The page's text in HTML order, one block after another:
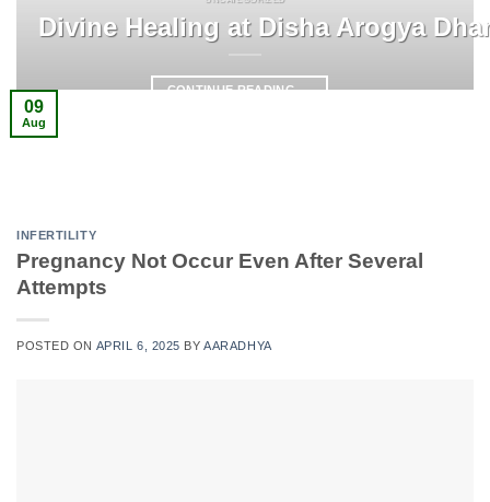
Divine Healing at Disha Arogya
CONTINUE READING→
09
Aug
INFERTILITY
Pregnancy Not Occur Even After Several
Attempts
POSTED ON APRIL 6, 2025 BYAARADHYA